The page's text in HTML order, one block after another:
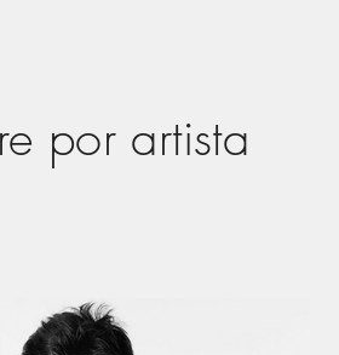
por artista